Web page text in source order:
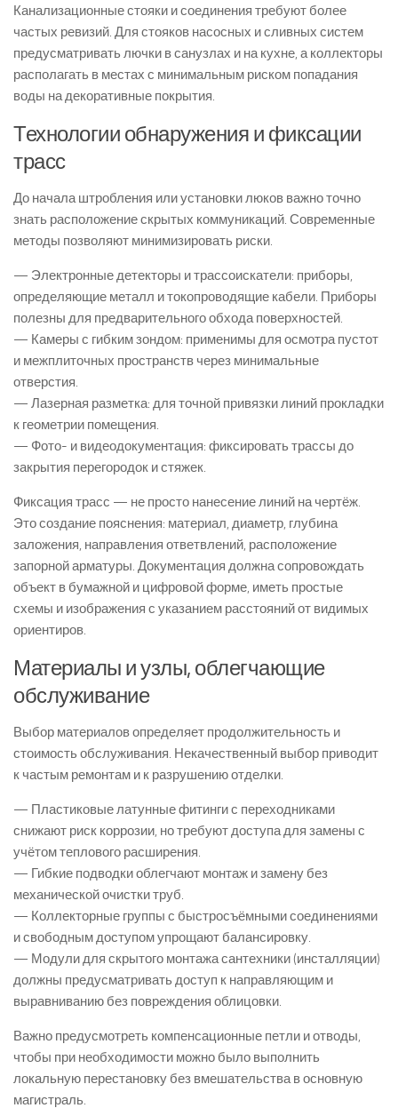
Канализационные стояки и соединения требуют более
частых ревизий. Для стояков насосных и сливных систем
предусматривать лючки в санузлах и на кухне, а коллекторы
располагать в местах с минимальным риском попадания
воды на декоративные покрытия.
Технологии обнаружения и фиксации
трасс
До начала штробления или установки люков важно точно
знать расположение скрытых коммуникаций. Современные
методы позволяют минимизировать риски.
— Электронные детекторы и трассоискатели: приборы,
определяющие металл и токопроводящие кабели. Приборы
полезны для предварительного обхода поверхностей.
— Камеры с гибким зондом: применимы для осмотра пустот
и межплиточных пространств через минимальные
отверстия.
— Лазерная разметка: для точной привязки линий прокладки
к геометрии помещения.
— Фото- и видеодокументация: фиксировать трассы до
закрытия перегородок и стяжек.
Фиксация трасс — не просто нанесение линий на чертёж.
Это создание пояснения: материал, диаметр, глубина
заложения, направления ответвлений, расположение
запорной арматуры. Документация должна сопровождать
объект в бумажной и цифровой форме, иметь простые
схемы и изображения с указанием расстояний от видимых
ориентиров.
Материалы и узлы, облегчающие
обслуживание
Выбор материалов определяет продолжительность и
стоимость обслуживания. Некачественный выбор приводит
к частым ремонтам и к разрушению отделки.
— Пластиковые латунные фитинги с переходниками
снижают риск коррозии, но требуют доступа для замены с
учётом теплового расширения.
— Гибкие подводки облегчают монтаж и замену без
механической очистки труб.
— Коллекторные группы с быстросъёмными соединениями
и свободным доступом упрощают балансировку.
— Модули для скрытого монтажа сантехники (инсталляции)
должны предусматривать доступ к направляющим и
выравниванию без повреждения облицовки.
Важно предусмотреть компенсационные петли и отводы,
чтобы при необходимости можно было выполнить
локальную перестановку без вмешательства в основную
магистраль.